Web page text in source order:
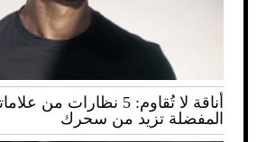
أناقة لا تُقاوم: 5 نظارات
المفضلة تزيد من سحرك